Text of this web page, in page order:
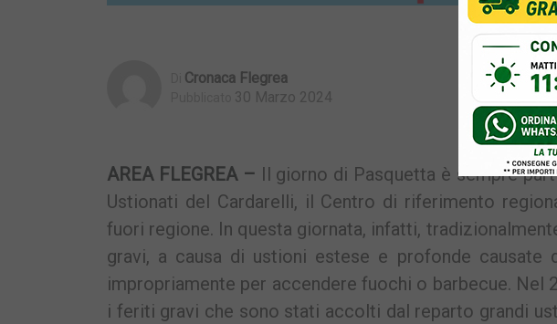
Cronaca Flegrea
30 Marzo 2024
AREA FLEGREA – Il giorno di Pasquetta è sempre
Ustionati del Cardarelli, il Centro di riferimento
fuori regione. In questa giornata, infatti,
gravi, a causa di ustioni estese e profonde causate
impropriamente per accendere fuochi o barbecue. Nel
i feriti gravi che sono stati accolti dal reparto grandi